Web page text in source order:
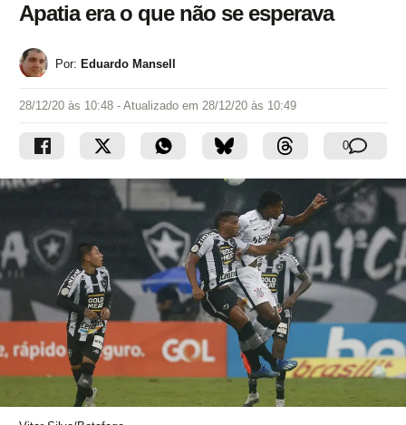
Apatia era o que não se esperava
Por: Eduardo Mansell
28/12/20 às 10:48 - Atualizado em 28/12/20 às 10:49
0